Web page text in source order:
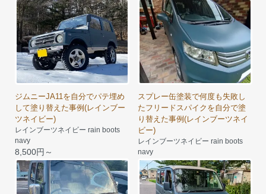
8,500円～ 8,500円～
ジムニーJA11を自分でパテ埋め
して塗り替えた事例(レインブー
ツネイビー)
レインブーツネイビー rain boots
navy
8,500円～
スプレー缶塗装で何度も失敗し
たフリードスパイクを自分で塗
り替えた事例(レインブーツネイ
ビー)
レインブーツネイビー rain boots
navy
8,500円～